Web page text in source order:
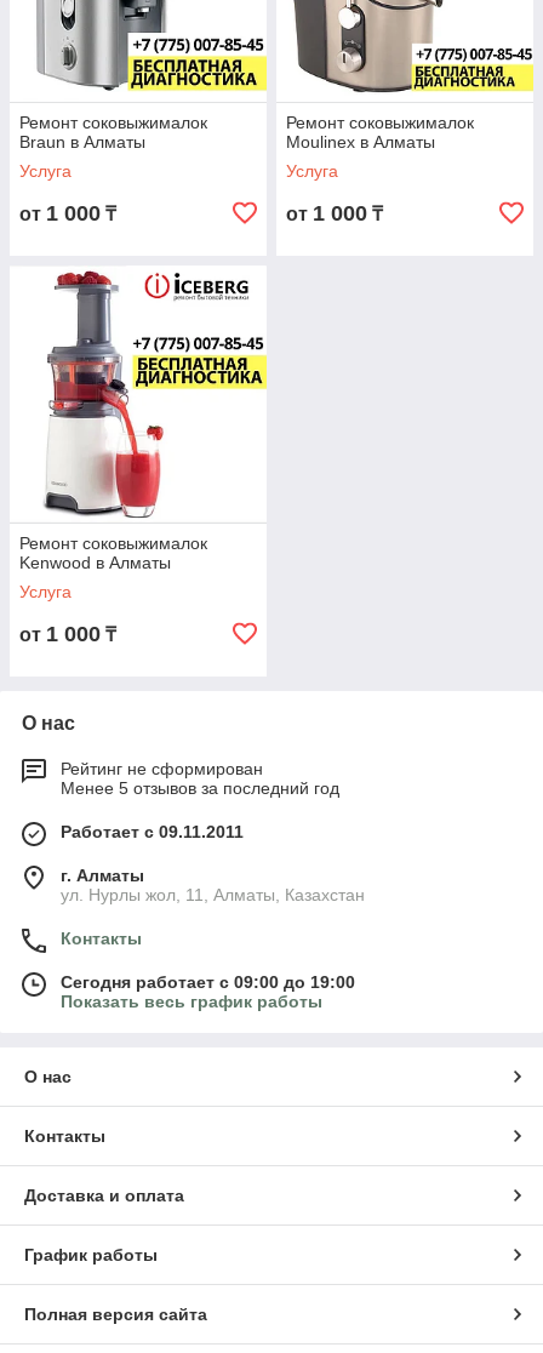
Ремонт соковыжималок
Braun в Алматы
Услуга
от 1 000 ₸
Ремонт соковыжималок
Moulinex в Алматы
Услуга
от 1 000 ₸
Ремонт соковыжималок
Kenwood в Алматы
Услуга
от 1 000 ₸
О нас
Рейтинг не сформирован
Менее 5 отзывов за последний год
Работает с 09.11.2011
г. Алматы
ул. Нурлы жол, 11, Алматы, Казахстан
Контакты
Сегодня работает с 09:00 до 19:00
Показать весь график работы
О нас
Контакты
Доставка и оплата
График работы
Полная версия сайта